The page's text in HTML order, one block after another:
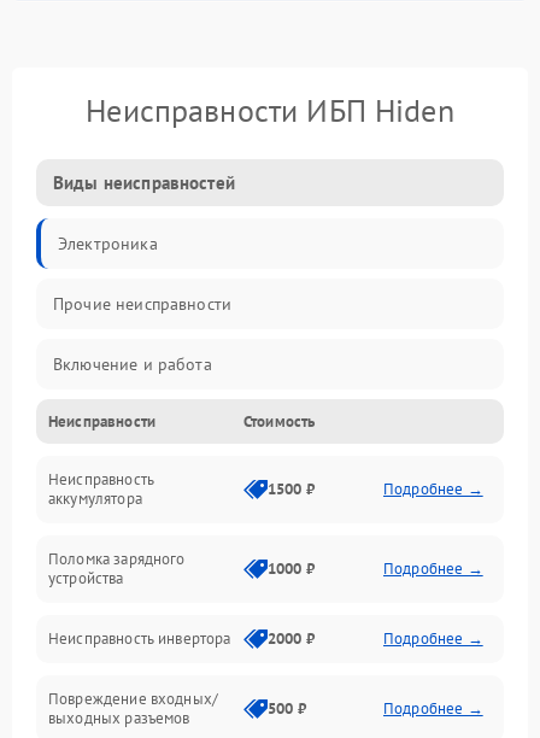
Неисправности ИБП Hiden
Виды неисправностей
Электроника
Прочие неисправности
Включение и работа
Работа с нагрузкой
Звук и индикация
Механические повреждения
Неисправности Стоимость
Неисправность
аккумулятора
1500 ₽ Подробнее →
Поломка зарядного
устройства
1000 ₽ Подробнее →
Неисправность инвертора 2000 ₽ Подробнее →
Повреждение входных/
выходных разъемов
500 ₽ Подробнее →